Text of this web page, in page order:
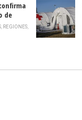
de
, REGIONES,